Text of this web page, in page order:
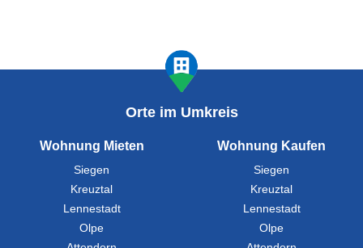
Orte im Umkreis
Wohnung Mieten
Siegen
Kreuztal
Lennestadt
Olpe
Wohnung Kaufen
Siegen
Kreuztal
Lennestadt
Olpe